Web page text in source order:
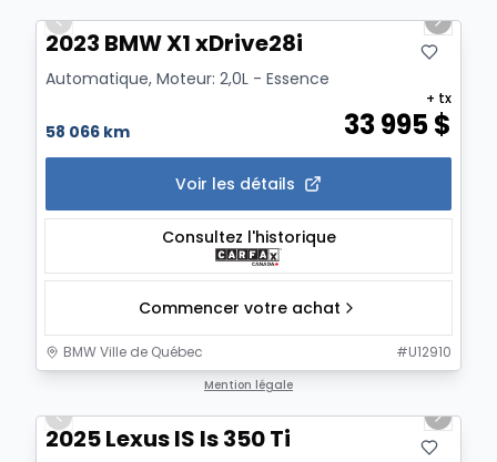
Previous slide
Next
2023 BMW X1 xDrive28i
Automatique, Moteur: 2,0L - Essence
58 066 km 33 995$
+ tx
Voir les détails
Consultez l'historique
Commencer votre achat
BMW Ville de Québec #U12910
Mention légale
Previous slide
Next
2025 Lexus IS Is 350 Ti